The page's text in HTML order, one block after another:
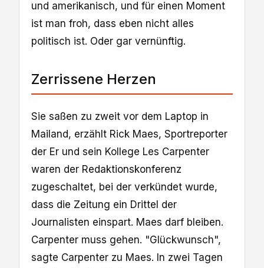
und amerikanisch, und für einen Moment
ist man froh, dass eben nicht alles
politisch ist. Oder gar vernünftig.
Zerrissene Herzen
Sie saßen zu zweit vor dem Laptop in
Mailand, erzählt Rick Maes, Sportreporter
der Er und sein Kollege Les Carpenter
waren der Redaktionskonferenz
zugeschaltet, bei der verkündet wurde,
dass die Zeitung ein Drittel der
Journalisten einspart. Maes darf bleiben.
Carpenter muss gehen. "Glückwunsch",
sagte Carpenter zu Maes. In zwei Tagen